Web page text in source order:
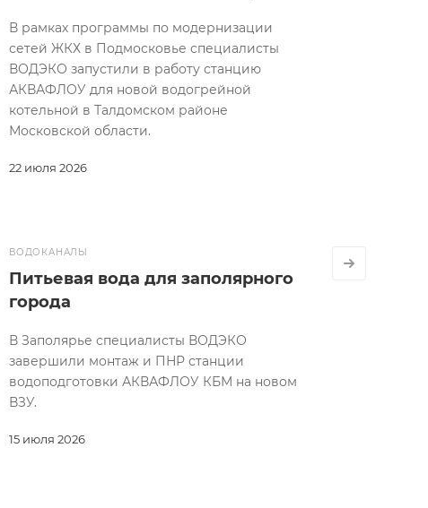
22 июля 2026
В рамках программы по модернизации
сетей ЖКХ в Подмосковье специалисты
ВОДЭКО запустили в работу станцию
АКВАФЛОУ для новой водогрейной
котельной в Талдомском районе
Московской области.
ВОДОКАНАЛЫ
15 июля 2026
Питьевая вода для заполярного
города
В Заполярье специалисты ВОДЭКО
завершили монтаж и ПНР станции
водоподготовки АКВАФЛОУ КБМ на новом
ВЗУ.